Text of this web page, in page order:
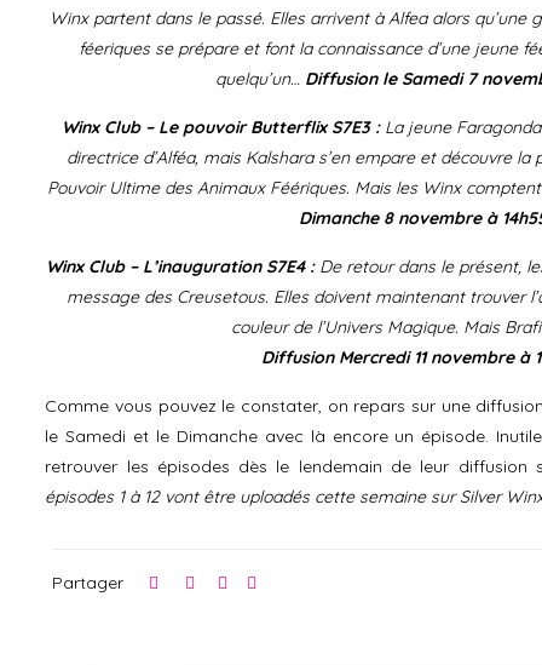
Winx partent dans le passé. Elles arrivent à Alfea alors qu’une
féeriques se prépare et font la connaissance d’une jeune
quelqu’un… Diffusion le Samedi 7
Winx Club – Le pouvoir Butterflix S7E3 :La jeune
directrice d’Alféa, mais Kalshara s’en empare et découvre
Pouvoir Ultime des Animaux Féériques. Mais les Winx
Dimanche 8 novembre à
Winx Club – L’inauguration S7E4 :De retour dans le présent,
message des Creusetous. Elles doivent maintenant trouver
couleur de l’Univers Magique. Mais
Diffusion Mercredi 11 novembre à
Comme vous pouvez le constater, on repars sur une
le Samedi et le Dimanche avec là encore un épisode.
retrouver les épisodes dès le lendemain de leur diffusion
épisodes 1 à 12 vont être uploadés cette semaine sur Silver
Partager